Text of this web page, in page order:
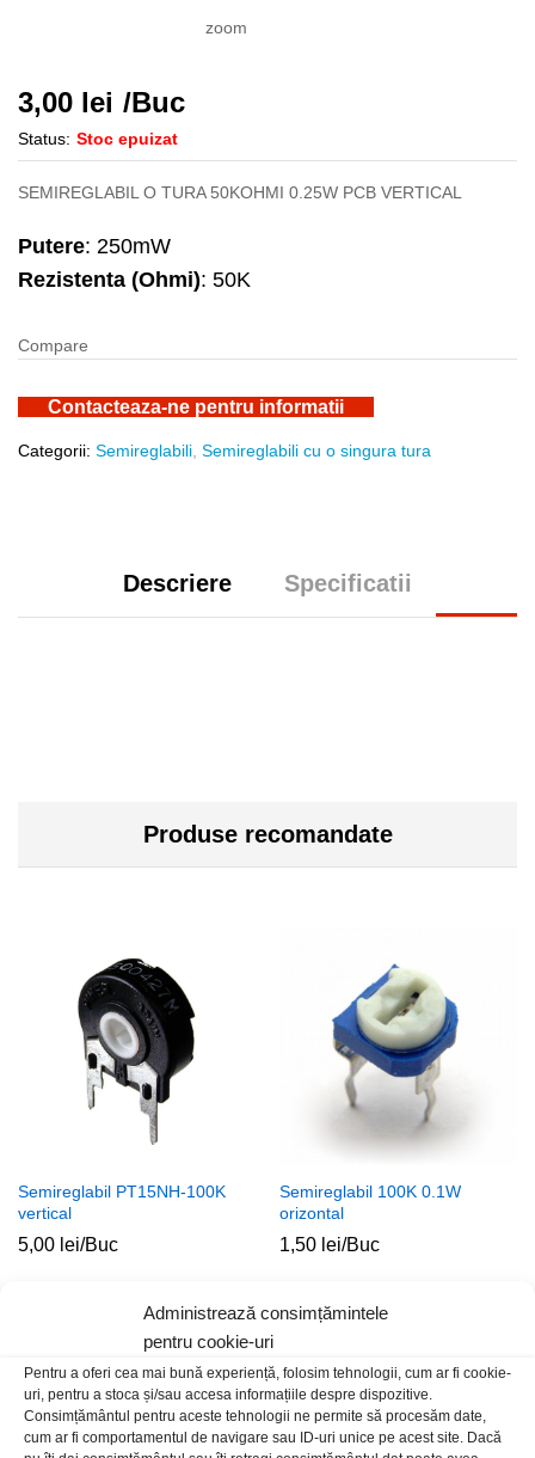
Administrează consimțămintele
pentru cookie-uri
Pentru a oferi cea mai bună experiență, folosim tehnologii, cum ar fi cookie-
uri, pentru a stoca și/sau accesa informațiile despre dispozitive.
Consimțământul pentru aceste tehnologii ne permite să procesăm date,
cum ar fi comportamentul de navigare sau ID-uri unice pe acest site. Dacă
zoom
3,00 lei /Buc
Status: Stoc epuizat
SEMIREGLABIL O TURA 50KOHMI 0.25W PCB VERTICAL
Putere: 250mW
Rezistenta (Ohmi): 50K
Compare
Contacteaza-ne pentru informatii
Categorii: Semireglabili Semireglabili cu o singura tura
Descriere Specificatii
Produse recomandate
Semireglabil PT15NH-100K
vertical
5,00 lei/Buc
Semireglabil 100K 0.1W
orizontal
1,50 lei/Buc